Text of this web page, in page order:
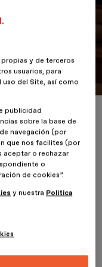
figuras del sector
creatividad:
16 de septiembre el
celebrar el diseño y
y de terceros
usuarios, para
del Site, así como
publicidad
sobre la base de
navegación (por
que nos facilites (por
aceptar o rechazar
o
de cookies”.
y nuestra Política